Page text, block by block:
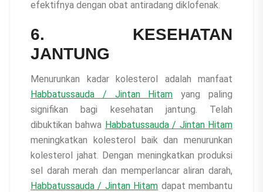
efektifnya dengan obat antiradang diklofenak.
6. KESEHATAN
JANTUNG
Menurunkan kadar kolesterol adalah manfaat
Habbatussauda / Jintan Hitam yang paling
signifikan bagi kesehatan jantung. Telah
dibuktikan bahwa Habbatussauda / Jintan Hitam
meningkatkan kolesterol baik dan menurunkan
kolesterol jahat. Dengan meningkatkan produksi
sel darah merah dan memperlancar aliran darah,
Habbatussauda / Jintan Hitam dapat membantu